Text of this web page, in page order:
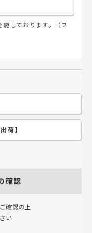
しております。（フ
荷】
確認
確認の上
い